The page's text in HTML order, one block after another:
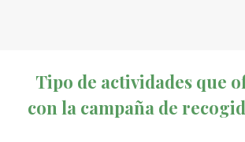
Tipo de actividades que
con la campaña de